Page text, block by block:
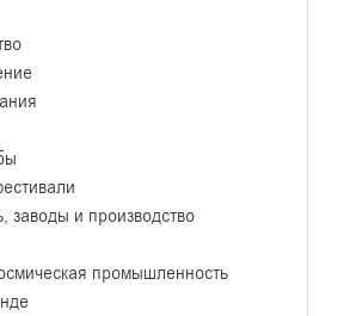
и производство
промышленность